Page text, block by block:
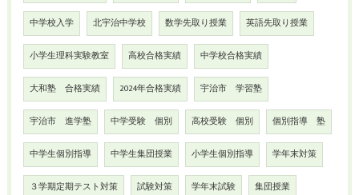
中学校入学 北宇治中学校 数学先取り授業 英語先取り授業
小学生理科実験教室 高校合格実績 中学校合格実績
大和塾 合格実績 2024年合格実績 宇治市 学習塾
宇治市 進学塾 中学受験 個別 高校受験 個別 個別指導 塾
中学生個別指導 中学生集団授業 小学生個別指導 学年末対策
３学期定期テスト対策 試験対策 学年末試験 集団授業